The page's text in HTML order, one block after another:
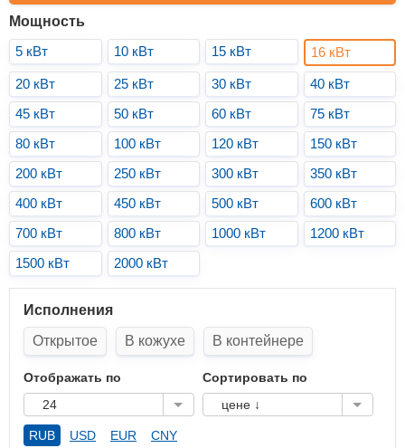
Мощность
5 кВт
10 кВт 15 кВт 16 кВт
20 кВт 25 кВт 30 кВт
40 кВт
45 кВт
50 кВт 60 кВт
75 кВт
80 кВт
100 кВт 120 кВт
150 кВт
200 кВт
250 кВт 300 кВт
350 кВт
400 кВт
450 кВт 500 кВт
600 кВт
700 кВт
800 кВт 1000 кВт
1200 кВт
1500 кВт
2000 кВт
Исполнения
Открытое
В кожухе В контейнере
Отображать по
24
Сортировать по
цене ↓
RUB USD EUR CNY